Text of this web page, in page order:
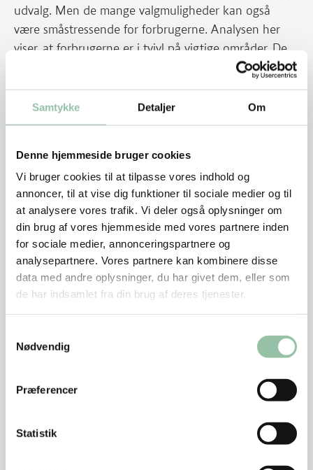
Samtykke Detaljer Om
Denne hjemmeside bruger cookies
Vi bruger cookies til at tilpasse vores indhold og
annoncer, til at vise dig funktioner til sociale medier og til
at analysere vores trafik. Vi deler også oplysninger om
din brug af vores hjemmeside med vores partnere inden
for sociale medier, annonceringspartnere og
analysepartnere. Vores partnere kan kombinere disse
data med andre oplysninger, du har givet dem, eller som
de har indsamlet fra din brug af deres tjenester.
Nødvendig
Præferencer
Statistik
udvalg. Men de mange valgmuligheder kan også
være småstressende for forbrugerne. Analysen her
viser, at forbrugerne er i tvivl på vigtige områder. De
vil vide mere om forskellene på de tre typer kyllings
produktionsforhold, på klima/bæredygtighed og på
smag”, lyder det fra Lærke Kirstine Lund.
På netop smags-området henviser Hanne
foretaget af Teknologisk Institut i 2019.
”Har man smagt fasan eller andre fugle, der lever frit,
så vil man genkende noget af den samme struktur i
de fritgående og de økologiske kyllingers kødstruktur.
Disse kyllinger bevæger sig mere udenfor, og det
professionelle sensoriske panel på Teknologisk
Institut vurderer, at kyllingekødet her har en mere
fast struktur. Jeg vil ikke klassificere det som ’vildt’,
men der er en tæthed i strukturen. Et ’bid’, som er
anderledes. Det kalder på en anderledes servering og
eventuelt andre occasions.
er en anderledes kylling man får på tallerkenen og i
kylling, der åbner nye muligheder og oplevelser,
Forbrugeranalysen blev foretaget i marts-maj 2020.